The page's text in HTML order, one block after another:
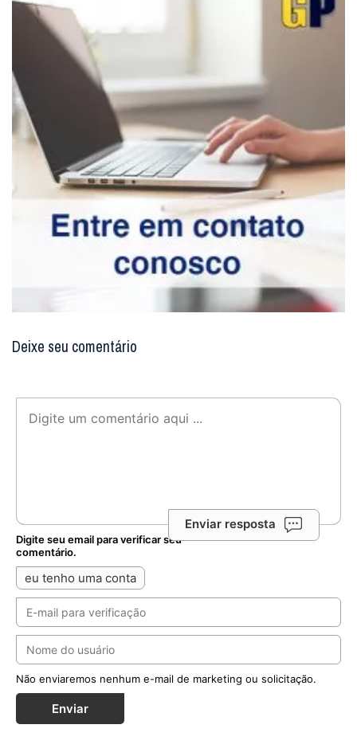
Deixe seu comentário
Enviar resposta
Digite seu email para verificar seu
comentário.
eu tenho uma conta
Não enviaremos nenhum e-mail de marketing ou solicitação.
Enviar